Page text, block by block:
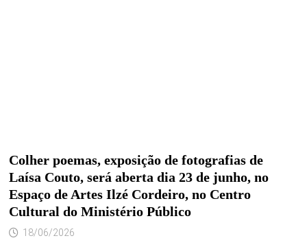
Colher poemas, exposição de fotografias de
Laísa Couto, será aberta dia 23 de junho, no
Espaço de Artes Ilzé Cordeiro, no Centro
Cultural do Ministério Público
18/06/2026